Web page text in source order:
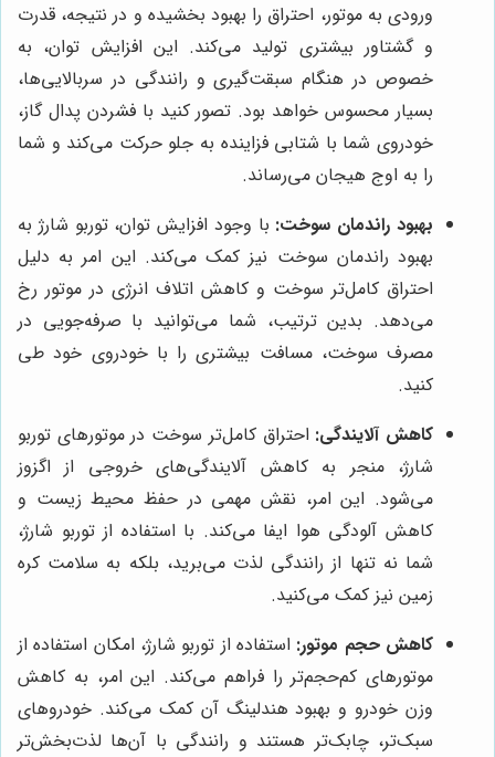
ورودی به موتور، احتراق را بهبود بخشیده و در نتیجه، قدرت
و گشتاور بیشتری تولید می‌کند. این افزایش توان، به
خصوص در هنگام سبقت‌گیری و رانندگی در سربالایی‌ها،
بسیار محسوس خواهد بود. تصور کنید با فشردن پدال گاز،
خودروی شما با شتابی فزاینده به جلو حرکت می‌کند و شما
را به اوج هیجان می‌رساند.
بهبود راندمان سوخت: با وجود افزایش توان، توربو شارژ به
بهبود راندمان سوخت نیز کمک می‌کند. این امر به دلیل
احتراق کامل‌تر سوخت و کاهش اتلاف انرژی در موتور رخ
می‌دهد. بدین ترتیب، شما می‌توانید با صرفه‌جویی در
مصرف سوخت، مسافت بیشتری را با خودروی خود طی
کنید.
کاهش آلایندگی: احتراق کامل‌تر سوخت در موتورهای توربو
شارژ، منجر به کاهش آلایندگی‌های خروجی از اگزوز
می‌شود. این امر، نقش مهمی در حفظ محیط زیست و
کاهش آلودگی هوا ایفا می‌کند. با استفاده از توربو شارژ،
شما نه تنها از رانندگی لذت می‌برید، بلکه به سلامت کره
زمین نیز کمک می‌کنید.
کاهش حجم موتور: استفاده از توربو شارژ، امکان استفاده از
موتورهای کم‌حجم‌تر را فراهم می‌کند. این امر، به کاهش
وزن خودرو و بهبود هندلینگ آن کمک می‌کند. خودروهای
سبک‌تر، چابک‌تر هستند و رانندگی با آن‌ها لذت‌بخش‌تر